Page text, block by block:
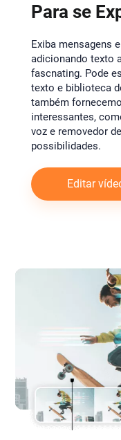
Para se
Exiba mensagens
adicionando texto
fascnating. Pode
texto e biblioteca
também
interessantes,
voz e removedor
possibilidades.
Editar